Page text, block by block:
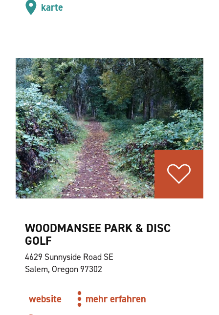
karte
WOODMANSEE PARK & DISC
GOLF
4629 Sunnyside Road SE
Salem, Oregon 97302
website
mehr erfahren